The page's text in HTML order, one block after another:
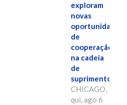
exploram
novas
oportunidades
de
cooperação
na cadeia
de
suprimentos.
CHICAGO,
qui, ago 6